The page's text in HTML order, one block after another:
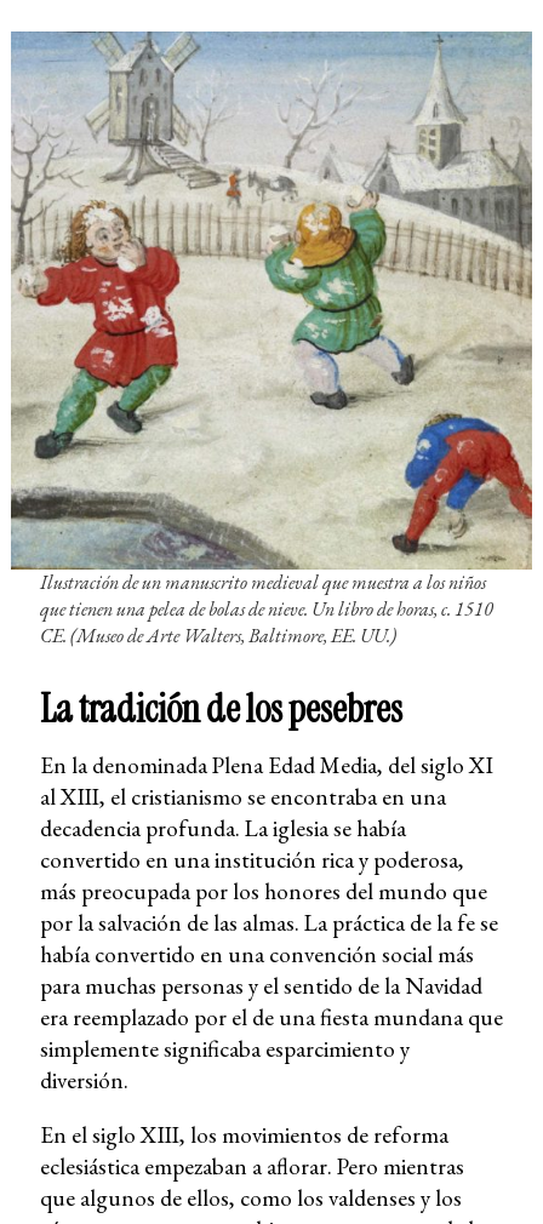
Ilustración de un manuscrito medieval que muestra a los niños
que tienen una pelea de bolas de nieve. Un libro de horas, c. 1510
CE. (Museo de Arte Walters, Baltimore, EE. UU.)
La tradición de los pesebres
En la denominada Plena Edad Media, del siglo XI
al XIII, el cristianismo se encontraba en una
decadencia profunda. La iglesia se había
convertido en una institución rica y poderosa,
más preocupada por los honores del mundo que
por la salvación de las almas. La práctica de la fe se
había convertido en una convención social más
para muchas personas y el sentido de la Navidad
era reemplazado por el de una fiesta mundana que
simplemente significaba esparcimiento y
diversión.
En el siglo XIII, los movimientos de reforma
eclesiástica empezaban a aflorar. Pero mientras
que algunos de ellos, como los valdenses y los